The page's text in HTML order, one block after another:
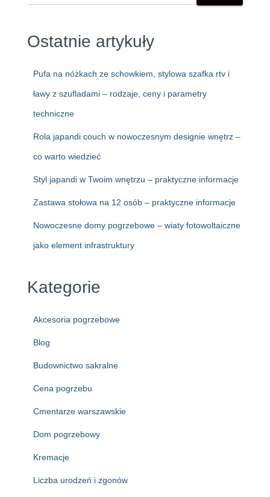
Ostatnie artykuły
Pufa na nóżkach ze schowkiem, stylowa szafka rtv i
ławy z szufladami – rodzaje, ceny i parametry
techniczne
Rola japandi couch w nowoczesnym designie wnętrz –
co warto wiedzieć
Styl japandi w Twoim wnętrzu – praktyczne informacje
Zastawa stołowa na 12 osób – praktyczne informacje
Nowoczesne domy pogrzebowe – wiaty fotowoltaiczne
jako element infrastruktury
Kategorie
Akcesoria pogrzebowe
Blog
Budownictwo sakralne
Cena pogrzebu
Cmentarze warszawskie
Dom pogrzebowy
Kremacje
Liczba urodzeń i zgonów